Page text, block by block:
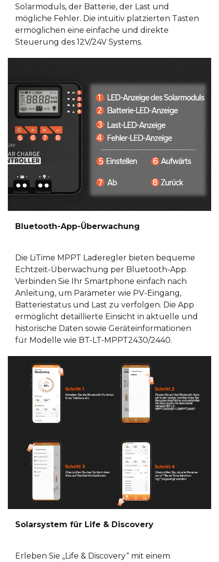
Solarmoduls, der Batterie, der Last und
mögliche Fehler. Die intuitiv platzierten Tasten
ermöglichen eine einfache und direkte
Steuerung des 12V/24V Systems.
Bluetooth-App-Überwachung
Die LiTime MPPT Laderegler bieten bequeme
Echtzeit-Überwachung per Bluetooth-App.
Verbinden Sie Ihr Smartphone einfach nach
Anleitung, um Parameter wie PV-Eingang,
Batteriestatus und Last zu verfolgen. Die App
ermöglicht detaillierte Einsicht in aktuelle und
historische Daten sowie Geräteinformationen
für Modelle wie BT-LT-MPPT2430/2440.
Solarsystem für Life & Discovery
Erleben Sie „Life & Discovery“ mit einem